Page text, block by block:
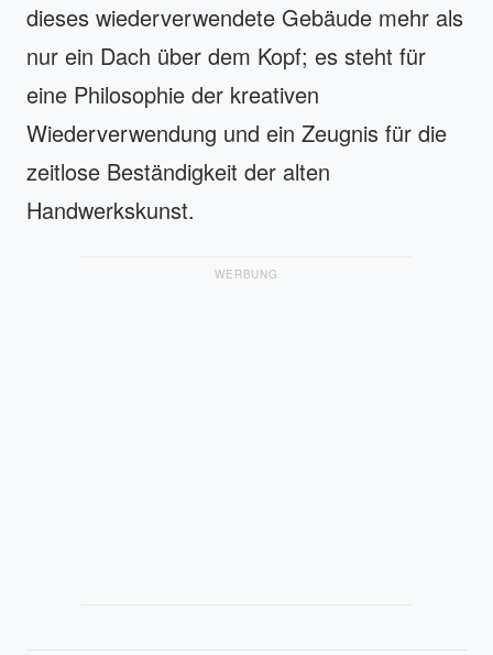
dieses wiederverwendete Gebäude mehr als
nur ein Dach über dem Kopf; es steht für
eine Philosophie der kreativen
Wiederverwendung und ein Zeugnis für die
zeitlose Beständigkeit der alten
Handwerkskunst.
WERBUNG